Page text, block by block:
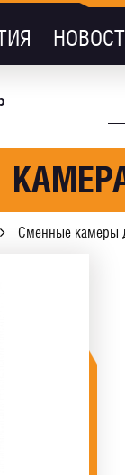
Сменные камеры